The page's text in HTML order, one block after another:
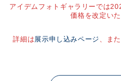
アイデムフォトギャラリーでは
価格を改定いた
詳細は展示申し込みページ 、ま